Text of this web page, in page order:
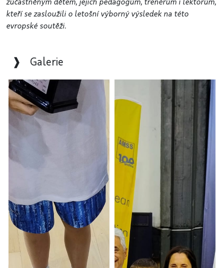
zúčastněným dětem, jejich pedagogům, trenérům i lektorům,
kteří se zasloužili o letošní výborný výsledek na této
evropské soutěži.
❱ Galerie